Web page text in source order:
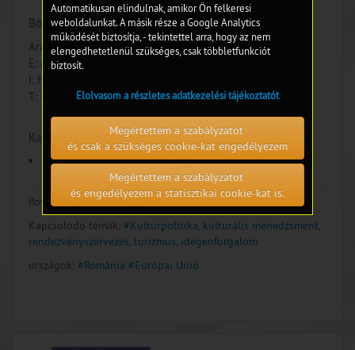
Bővebb információ:
Arad County Cultural Center; - Corina Hutan
E: corina_hutan@yahoo.com
I: http://www.ccja.ro/
T: +40 755-591-435
Kapcsolódó dokumentumok:
Partnerkeresés(301 kB)
Rovat:
PARTNERKERESÉSEK
Kapcsolódó témák: #Kultúrpolitika, kulturális menedzsment,
rendezvényszervezés, turizmus, idegenforgalom
országok: #Románia #Európai Unió
Automatikusan elindulnak, amikor Ön felkeresi
weboldalunkat. A másik része a Google Analytics
működését biztosítja, - tekintettel arra, hogy az nem
elengedhetetlenül szükséges, csak többletfunkciót
biztosít.
Elolvasom a részletes adatkezelési tájékoztatót
Megértettem a szabályzatot
és csak a szükséges cookie-kat engedélyezem
Megértettem a szabályzatot
és engedélyezem a statisztikai cookie-kat is.